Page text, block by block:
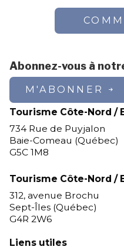
Abonnez-vous à
M'ABONNER
Tourisme Côte-Nord /
734 Rue de Puyjalon
Baie-Comeau (Québec)
G5C 1M8
Tourisme Côte-Nord /
312, avenue Brochu
Sept-Îles (Québec)
G4R 2W6
Liens utiles